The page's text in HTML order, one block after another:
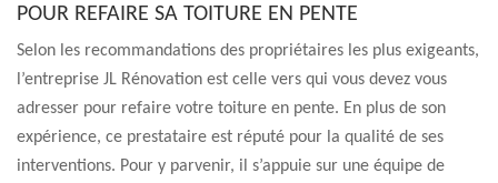
POUR REFAIRE SA TOITURE EN PENTE
Selon les recommandations des propriétaires les plus exigeants,
l’entreprise JL Rénovation est celle vers qui vous devez vous
adresser pour refaire votre toiture en pente. En plus de son
expérience, ce prestataire est réputé pour la qualité de ses
interventions. Pour y parvenir, il s’appuie sur une équipe de